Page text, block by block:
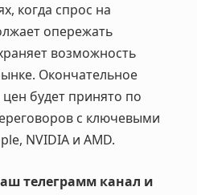
когда спрос на
опережать
возможность
Окончательное
будет принято по
с ключевыми
NVIDIA и AMD.
телеграмм канал и